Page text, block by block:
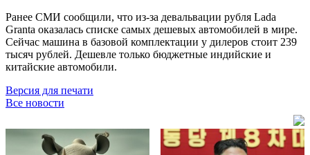
Ранее СМИ сообщили, что из-за девальвации рубля Lada
Granta оказалась списке самых дешевых автомобилей в мире.
Сейчас машина в базовой комплектации у дилеров стоит 239
тысяч рублей. Дешевле только бюджетные индийские и
китайские автомобили.
Версия для печати
Все новости